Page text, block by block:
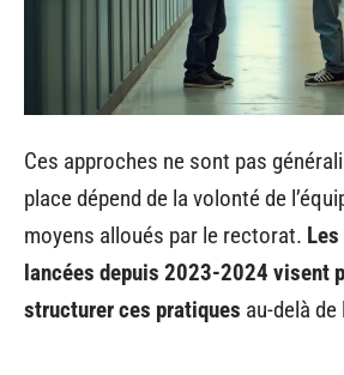
Ces approches ne sont pas
place dépend de la volonté de
moyens alloués par le rectorat.
lancées depuis 2023-2024 visent
structurer ces pratiques au-delà